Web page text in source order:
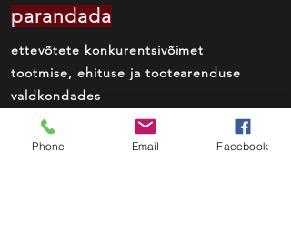
parandada
ettevõtete konkurentsivõimet
tootmise, ehituse ja tootearenduse
valdkondades
Meie missiooniks
Phone Email Facebook